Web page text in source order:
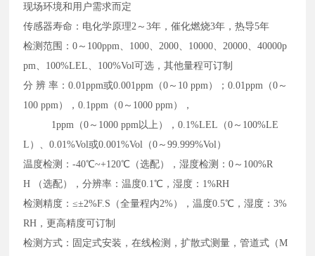
现场环境和用户需求而定
传感器寿命：电化学原理2～3年，催化燃烧3年，热导5年
检测范围：0～100ppm、1000、2000、10000、20000、40000p
pm、100%LEL、100%Vol可选，其他量程可订制
分 辨 率：0.01ppm或0.001ppm（0～10 ppm）；0.01ppm（0～
100 ppm），0.1ppm（0～1000 ppm），
1ppm（0～1000 ppm以上），0.1%LEL（0～100%LE
L）、0.01%Vol或0.001%Vol（0～99.999%Vol）
温度检测：-40℃~+120℃（选配），湿度检测：0～100%R
H （选配），分辨率：温度0.1℃，湿度：1%RH
检测精度：≤±2%F.S（全量程内2%），温度0.5℃，湿度：3%
RH，更高精度可订制
检测方式：固定式安装，在线检测，扩散式测量，管道式（M